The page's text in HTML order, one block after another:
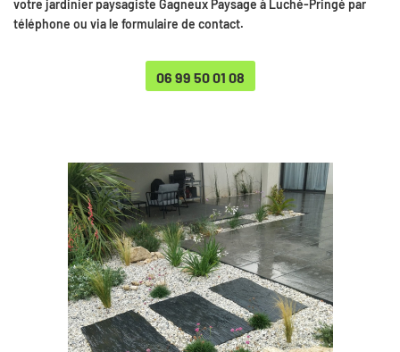
votre jardinier paysagiste Gagneux Paysage à Luché-Pringé par
téléphone ou via le formulaire de contact.
06 99 50 01 08